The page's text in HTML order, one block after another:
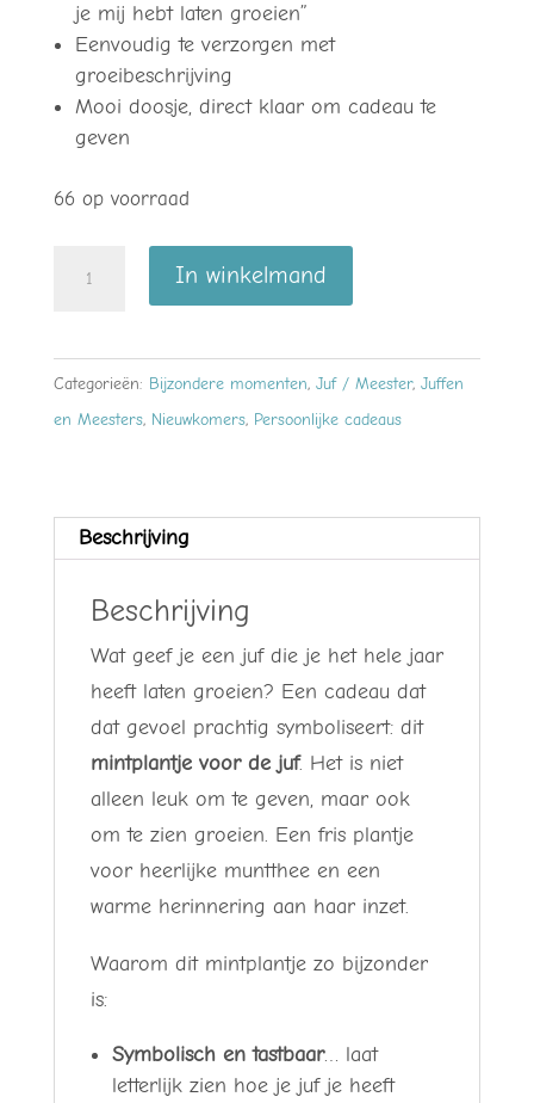
je mij hebt laten groeien”
Eenvoudig te verzorgen met
groeibeschrijving
Mooi doosje, direct klaar om cadeau te
geven
66 op voorraad
groeien
aantal
In winkelmand
Categorieën: Bijzondere momenten, Juf / Meester, Juffen
en Meesters, Nieuwkomers, Persoonlijke cadeaus
Beschrijving
Beschrijving
Wat geef je een juf die je het hele jaar
heeft laten groeien? Een cadeau dat
dat gevoel prachtig symboliseert: dit
mintplantje voor de juf. Het is niet
alleen leuk om te geven, maar ook
om te zien groeien. Een fris plantje
voor heerlijke muntthee en een
warme herinnering aan haar inzet.
Waarom dit mintplantje zo bijzonder
is:
Symbolisch en tastbaar… laat
letterlijk zien hoe je juf je heeft